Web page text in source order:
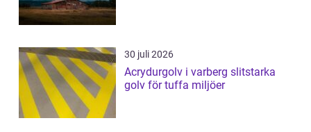
30 juli 2026
Acrydurgolv i varberg slitstarka
golv för tuffa miljöer